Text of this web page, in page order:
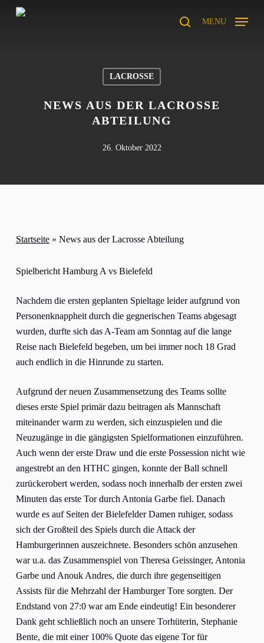
Skip
searchMENU
LACROSSE
NEWS AUS DER LACROSSE
ABTEILUNG
26. Oktober 2022
Startseite» News aus der Lacrosse Abteilung
Spielbericht Hamburg A vs Bielefeld
Nachdem die ersten geplanten Spieltage leider aufgrund von
Personenknappheit durch die gegnerischen Teams abgesagt
wurden, durfte sich das A-Team am Sonntag auf die lange
Reise nach Bielefeld begeben, um bei immer noch 18 Grad
auch endlich in die Hinrunde zu starten.
Aufgrund der neuen Zusammensetzung des Teams sollte
dieses erste Spiel primär dazu beitragen als Mannschaft
miteinander warm zu werden, sich einzuspielen und die
Neuzugänge in die gängigsten Spielformationen einzuführen.
Auch wenn der erste Draw und die erste Possession nicht wie
angestrebt an den HTHC gingen, konnte der Ball schnell
zurückerobert werden, sodass noch innerhalb der ersten zwei
Minuten das erste Tor durch Antonia Garbe fiel. Danach
wurde es auf Seiten der Bielefelder Damen ruhiger, sodass
sich der Großteil des Spiels durch die Attack der
Hamburgerinnen auszeichnete. Besonders schön anzusehen
war u.a. das Zusammenspiel von Theresa Geissinger, Antonia
Garbe und Anouk Andres, die durch ihre gegenseitigen
Assists für die Mehrzahl der Hamburger Tore sorgten. Der
Endstand von 27:0 war am Ende eindeutig! Ein besonderer
Dank geht schließlich noch an unsere Torhüterin, Stephanie
Bente, die mit einer 100% Quote das eigene Tor für